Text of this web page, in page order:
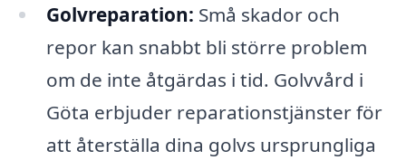
Golvreparation: Små skador och
repor kan snabbt bli större problem
om de inte åtgärdas i tid. Golvvård i
Göta erbjuder reparationstjänster för
att återställa dina golvs ursprungliga